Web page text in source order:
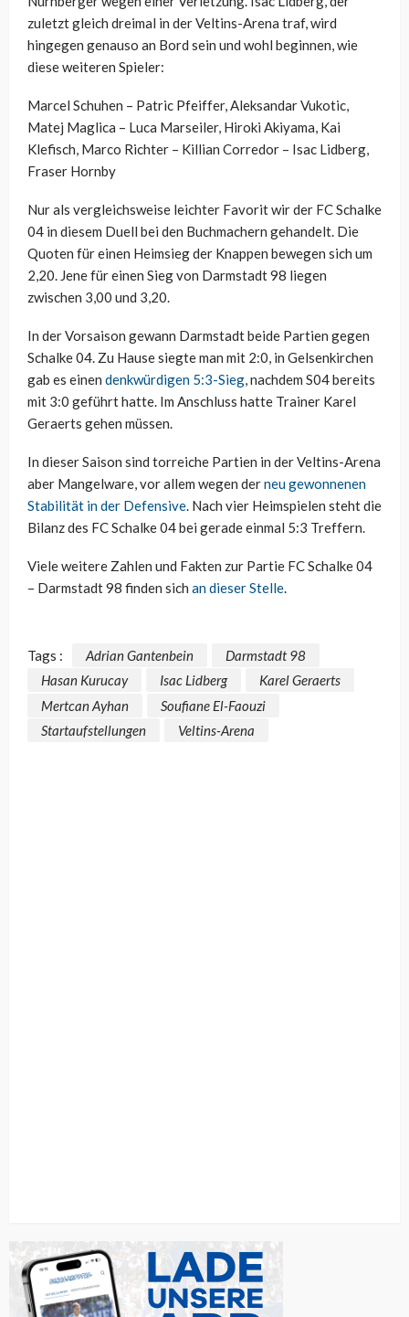
zuletzt gleich dreimal in der Veltins-Arena traf, wird
hingegen genauso an Bord sein und wohl beginnen, wie
diese weiteren Spieler:
Marcel Schuhen – Patric Pfeiffer, Aleksandar Vukotic,
Matej Maglica – Luca Marseiler, Hiroki Akiyama, Kai
Klefisch, Marco Richter – Killian Corredor – Isac Lidberg,
Fraser Hornby
Nur als vergleichsweise leichter Favorit wir der FC Schalke
04 in diesem Duell bei den Buchmachern gehandelt. Die
Quoten für einen Heimsieg der Knappen bewegen sich um
2,20. Jene für einen Sieg von Darmstadt 98 liegen
zwischen 3,00 und 3,20.
In der Vorsaison gewann Darmstadt beide Partien gegen
Schalke 04. Zu Hause siegte man mit 2:0, in Gelsenkirchen
gab es einen denkwürdigen 5:3-Sieg, nachdem S04 bereits
mit 3:0 geführt hatte. Im Anschluss hatte Trainer Karel
Geraerts gehen müssen.
In dieser Saison sind torreiche Partien in der Veltins-Arena
aber Mangelware, vor allem wegen derneu gewonnenen
Stabilität in der Defensive. Nach vier Heimspielen steht die
Bilanz des FC Schalke 04 bei gerade einmal 5:3 Treffern.
Viele weitere Zahlen und Fakten zur Partie FC Schalke 04
– Darmstadt 98 finden sich an dieser Stelle.
Tags : Adrian Gantenbein
Darmstadt 98
Hasan Kurucay
Isac Lidberg
Karel Geraerts
Mertcan Ayhan
Soufiane El-Faouzi
Startaufstellungen
Veltins-Arena